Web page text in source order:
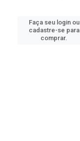
Faça seu login ou
cadastre-se para
comprar.